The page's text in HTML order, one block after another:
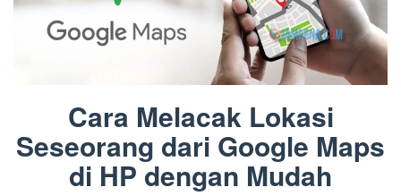
Cara Melacak Lokasi
Seseorang dari Google Maps
di HP dengan Mudah